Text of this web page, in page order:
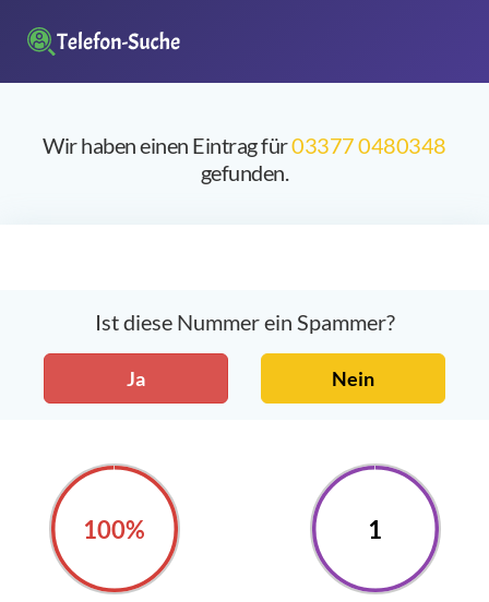
Wir haben einen Eintrag für03377 0480348
gefunden.
Ist diese Nummer ein Spammer?
Ja Nein
100% 1